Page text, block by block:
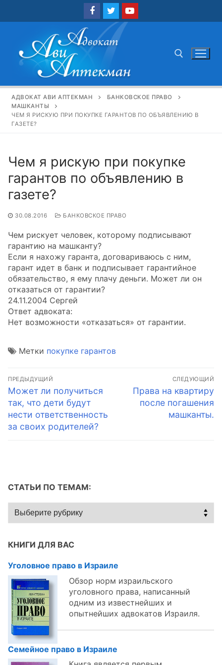
Найти:
АДВОКАТ АВИ АПТЕКМАН
БАНКОВСКОЕ ПРАВО
МАШКАНТЫ
ЧЕМ Я РИСКУЮ ПРИ ПОКУПКЕ ГАРАНТОВ ПО ОБЪЯВЛЕНИЮ В
ГАЗЕТЕ?
Чем я рискую при покупке
гарантов по объявлению в
газете?
30.08.2016 БАНКОВСКОЕ ПРАВО
Чем рискует человек, которому подписывают
гарантию на машканту?
Если я нахожу гаранта, договариваюсь с ним,
гарант идет в банк и подписывает гарантийное
обязательство, я ему плачу деньги. Может ли он
отказаться от гарантии?
24.11.2004 Сергей
Ответ адвоката:
Нет возможности «отказаться» от гарантии.
Метки покупке гарантов
Навигация
по
записям
ПРЕДЫДУЩИЙ
Предыдущая
запись:
Может ли получиться
так, что дети будут
нести ответственность
за своих родителей?
СЛЕДУЮЩИЙ
Следующая
запись:
Права на квартиру
после погашения
машканты.
СТАТЬИ ПО ТЕМАМ:
Статьи
по
КНИГИ ДЛЯ ВАС
Уголовное право в Израиле
Обзор норм израильского
уголовного права, написанный
одним из известнейших и
опытнейших адвокатов Израиля.
Семейное право в Израиле